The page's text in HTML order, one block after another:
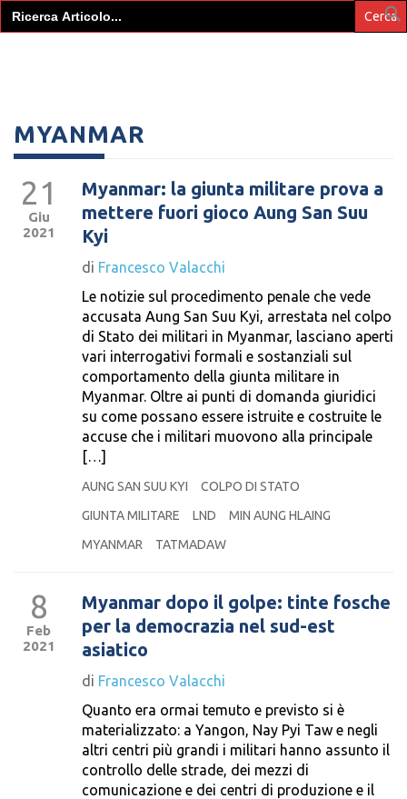
Search
for:
MYANMAR
21
Giu
2021
Myanmar: la giunta militare prova a
mettere fuori gioco Aung San Suu
Kyi
di Francesco Valacchi
Le notizie sul procedimento penale che vede
accusata Aung San Suu Kyi, arrestata nel colpo
di Stato dei militari in Myanmar, lasciano aperti
vari interrogativi formali e sostanziali sul
comportamento della giunta militare in
Myanmar. Oltre ai punti di domanda giuridici
su come possano essere istruite e costruite le
accuse che i militari muovono alla principale
[…]
AUNG SAN SUU KYI
COLPO DI STATO
GIUNTA MILITARE
LND
MIN AUNG HLAING
MYANMAR
TATMADAW
8
Feb
2021
Myanmar dopo il golpe: tinte fosche
per la democrazia nel sud-est
asiatico
di Francesco Valacchi
Quanto era ormai temuto e previsto si è
materializzato: a Yangon, Nay Pyi Taw e negli
altri centri più grandi i militari hanno assunto il
controllo delle strade, dei mezzi di
comunicazione e dei centri di produzione e il